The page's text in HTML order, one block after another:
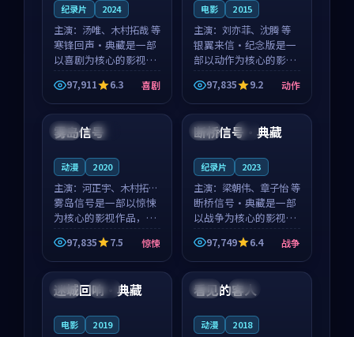
纪录片 2024
主演： 汤唯、木村拓哉 等
寒锋回声·典藏是一部
以喜剧为核心的影视作
品，围绕危机、反转与
人物成长展开，整体节
奏紧凑，值得推荐观
看。
97,911 6.3 喜剧
电影 2015
主演： 刘亦菲、沈腾 等
银翼来信·纪念版是一
部以动作为核心的影视
作品，围绕危机、反转
与人物成长展开，整体
节奏紧凑，值得推荐观
看。
97,835 9.2 动作
美国 杜比
雾岛信号
动漫 2020
主演： 河正宇、木村拓哉
等
雾岛信号是一部以惊悚
为核心的影视作品，围
绕危机、反转与人物成
长展开，整体节奏紧
凑，值得推荐观看。
97,835 7.5 惊悚
美国 4K
断桥信号·典藏
纪录片 2023
主演： 梁朝伟、章子怡 等
断桥信号·典藏是一部
以战争为核心的影视作
品，围绕危机、反转与
人物成长展开，整体节
奏紧凑，值得推荐观
97,749 6.4 战争
中国 院线
迷城回响·典藏
电影 2019
泰国 完结
看见的客人
动漫 2018